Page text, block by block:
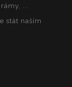
...
stát naším
Poskytovatel